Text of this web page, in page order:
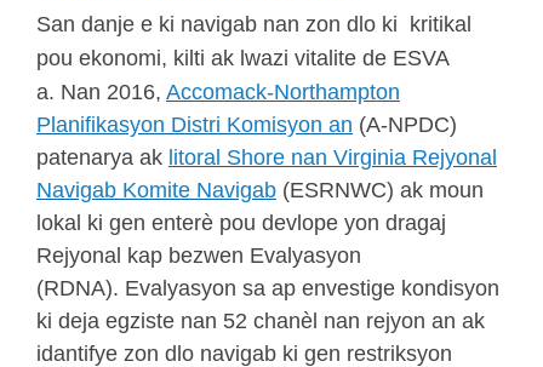
San danje e ki navigab nan zon dlo ki kritikal
pou ekonomi, kilti ak lwazi vitalite de ESVA
a. Nan 2016, Accomack-Northampton
Planifikasyon Distri Komisyon an (A-NPDC)
patenarya ak litoral Shore nan Virginia Rejyonal
Navigab Komite Navigab (ESRNWC) ak moun
lokal ki gen enterè pou devlope yon dragaj
Rejyonal kap bezwen Evalyasyon
(RDNA). Evalyasyon sa ap envestige kondisyon
ki deja egziste nan 52 chanèl nan rejyon an ak
idantifye zon dlo navigab ki gen restriksyon